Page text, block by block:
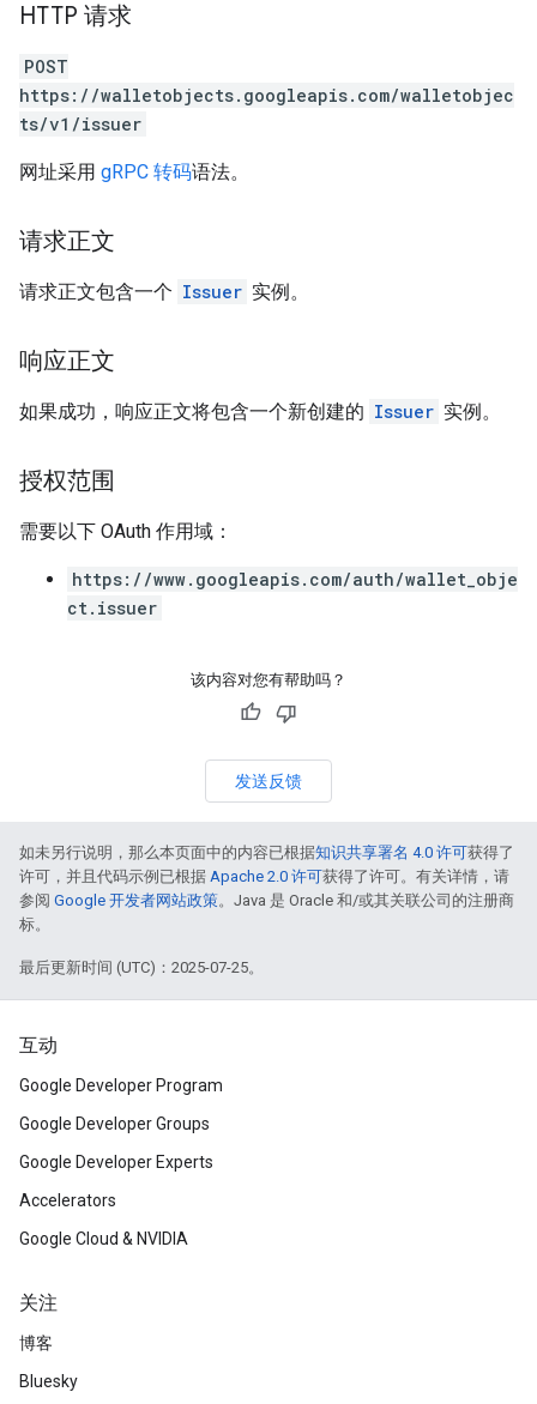
HTTP 请求
POST
https://walletobjects.googleapis.com/walletobjec
ts/v1/issuer
网址采用 gRPC 转码语法。
请求正文
请求正文包含一个 Issuer 实例。
响应正文
如果成功，响应正文将包含一个新创建的 Issuer 实例。
授权范围
需要以下 OAuth 作用域：
https://www.googleapis.com/auth/wallet_obje
ct.issuer
该内容对您有帮助吗？
发送反馈
如未另行说明，那么本页面中的内容已根据知识共享署名 4.0 许可获得了
许可，并且代码示例已根据 Apache 2.0 许可获得了许可。有关详情，请
参阅 Google 开发者网站政策。Java 是 Oracle 和/或其关联公司的注册商
标。
最后更新时间 (UTC)：2025-07-25。
互动
Google Developer Program
Google Developer Groups
Google Developer Experts
Accelerators
Google Cloud & NVIDIA
关注
博客
Bluesky